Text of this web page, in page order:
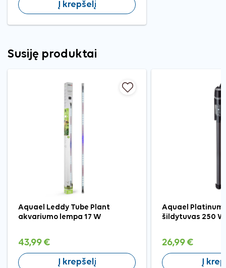
Į krepšelį
Susiję produktai
Aquael Leddy Tube Plant
akvariumo lempa 17 W
43,99 €
Į krepšelį
Aquael Platinum
šildytuvas 250 W
26,99 €
Į